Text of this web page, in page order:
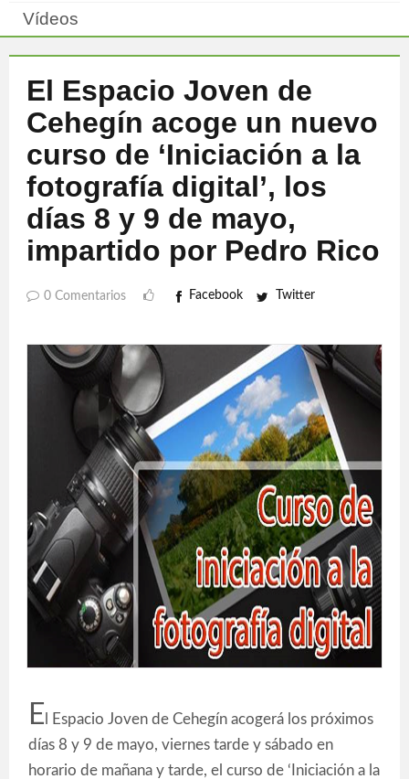
Vídeos
El Espacio Joven de
Cehegín acoge un nuevo
curso de ‘Iniciación a la
fotografía digital’, los
días 8 y 9 de mayo,
impartido por Pedro Rico
0 Comentarios Facebook Twitter
E l Espacio Joven de Cehegín acogerá los próximos
días 8 y 9 de mayo, viernes tarde y sábado en
horario de mañana y tarde, el curso de ‘Iniciación a la